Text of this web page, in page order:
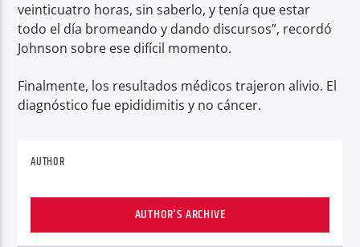
veinticuatro horas, sin saberlo, y tenía que estar
todo el día bromeando y dando discursos”, recordó
Johnson sobre ese difícil momento.
Finalmente, los resultados médicos trajeron alivio. El
diagnóstico fue epididimitis y no cáncer.
AUTHOR
AUTHOR'S ARCHIVE